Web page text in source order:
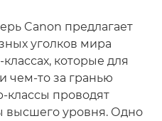
Canon предлагает
уголков мира
которые для
чем-то за гранью
классы проводят
высшего уровня. Одно